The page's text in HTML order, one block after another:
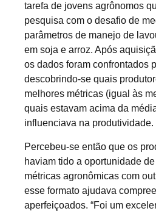
tarefa de jovens agrônomos
pesquisa com o desafio de
parâmetros de manejo de
em soja e arroz. Após
os dados foram confrontados
descobrindo-se quais
melhores métricas (igual às
quais estavam acima da
influenciava na produtividade.
Percebeu-se então que os
haviam tido a oportunidade
métricas agronômicas com
esse formato ajudava
aperfeiçoados. “Foi um